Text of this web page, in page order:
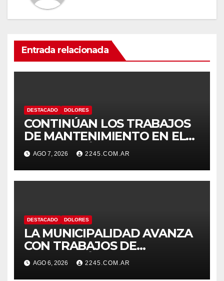
Entrada relacionada
DESTACADO DOLORES
CONTINÚAN LOS TRABAJOS
DE MANTENIMIENTO EN EL
SISTEMA HÍDRICO DE
DOLORES
AGO 7, 2026 2245.COM.AR
DESTACADO DOLORES
LA MUNICIPALIDAD AVANZA
CON TRABAJOS DE
REPARACIÓN DE PAVIMENTO
EN DISTINTOS PUNTOS DE LA
AGO 6, 2026 2245.COM.AR